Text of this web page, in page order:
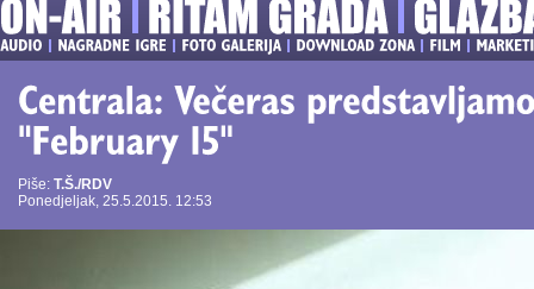
Piše: T.Š./RDV
Ponedjeljak, 25.5.2015. 12:53